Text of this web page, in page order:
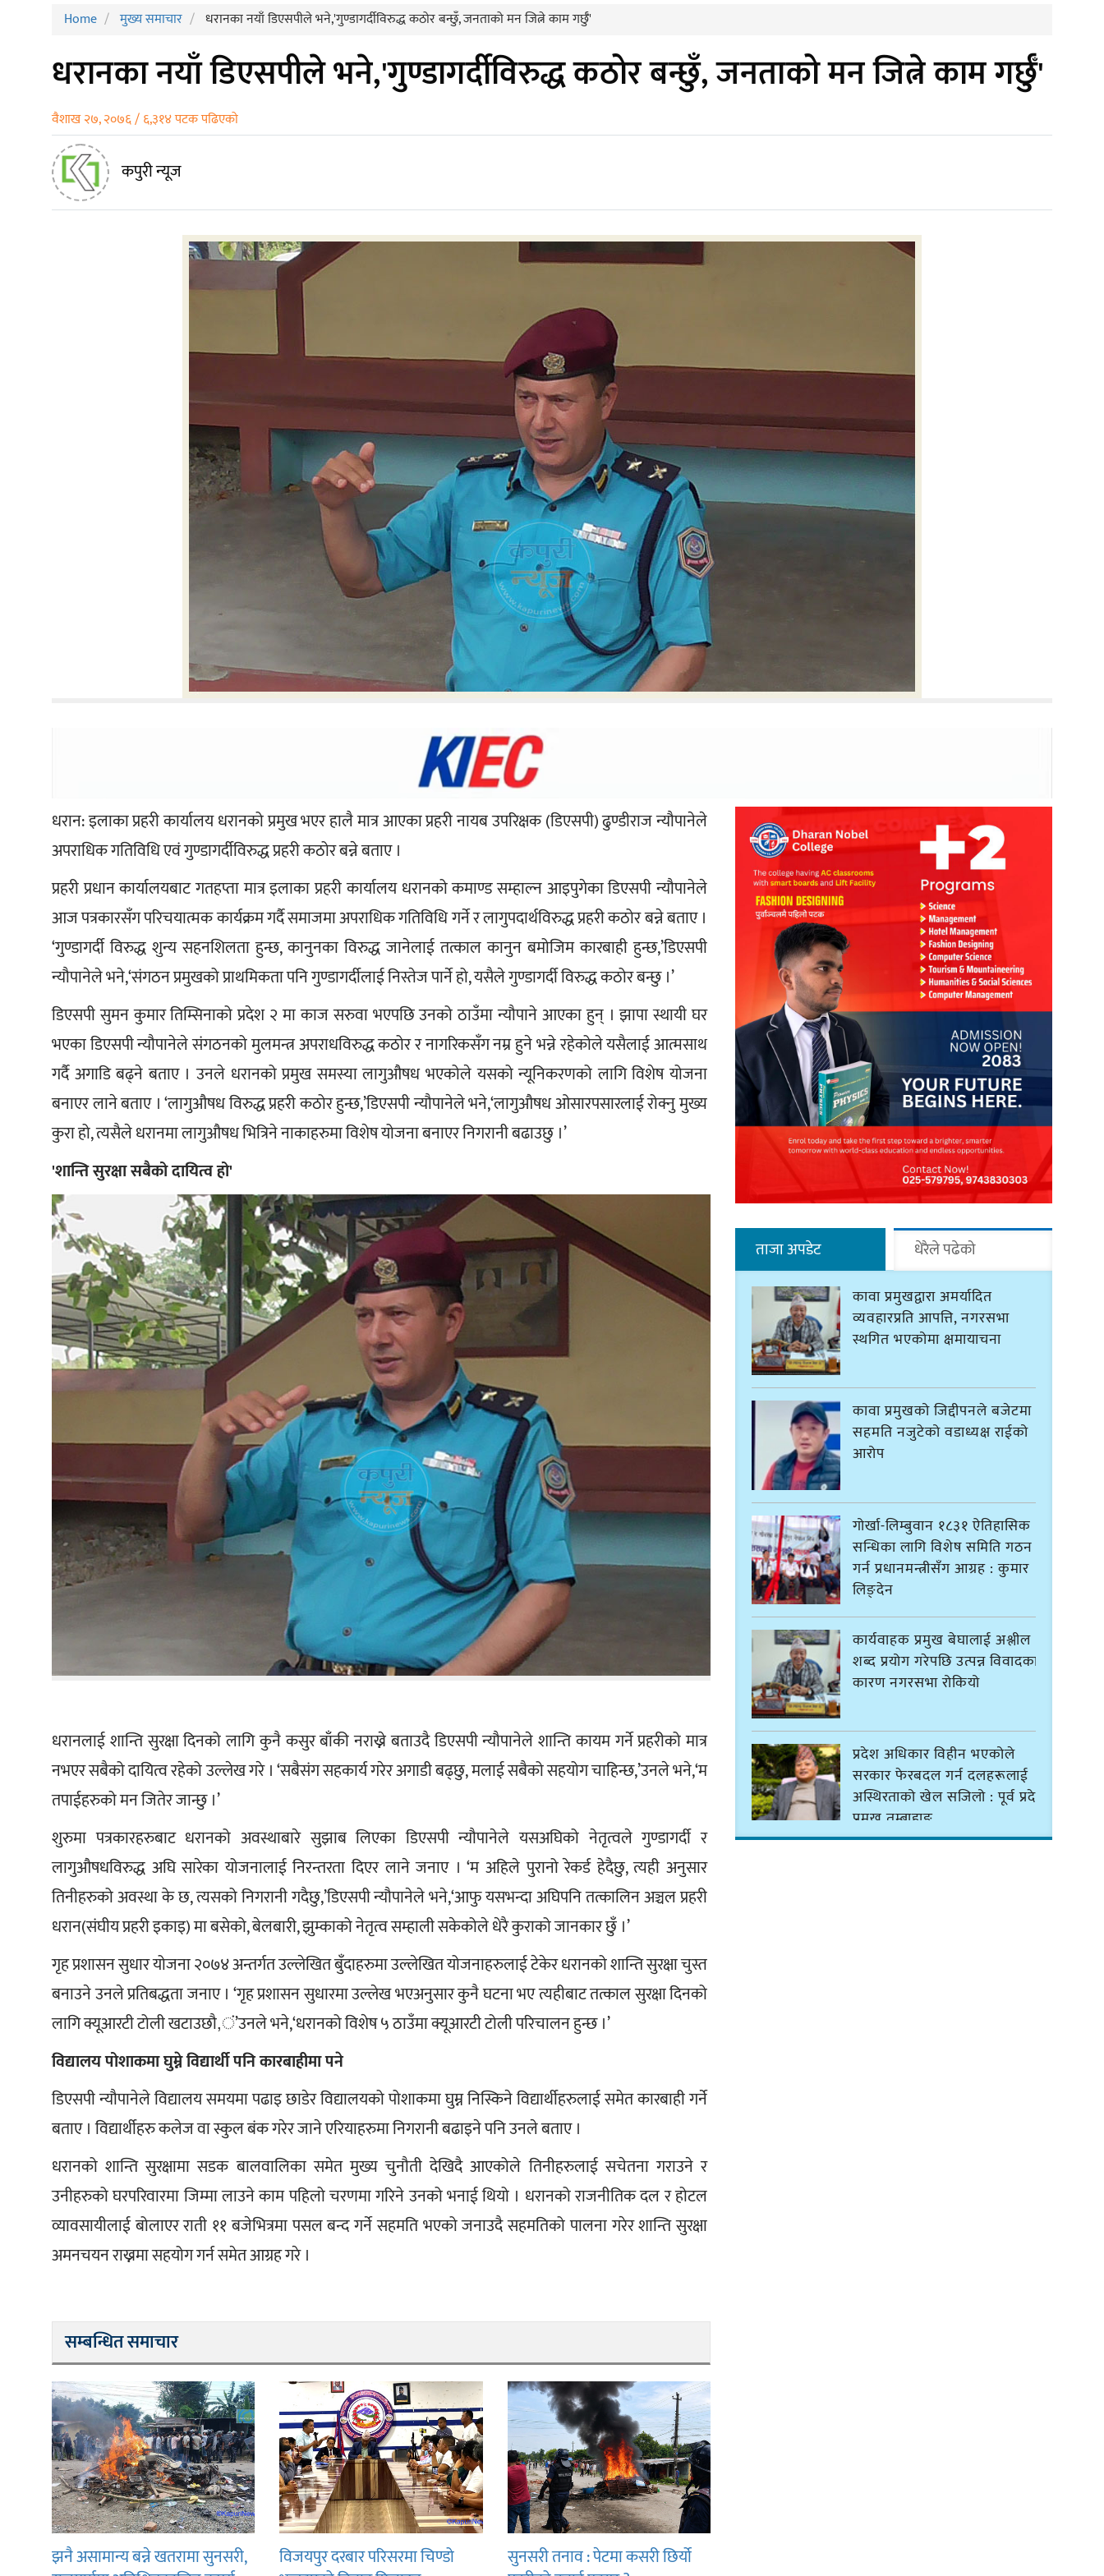
Home मुख्य समाचार धरानका नयाँ डिएसपीले भने,'गुण्डागर्दीविरुद्ध कठोर बन्छुँ, जनताको मन जित्ने काम गर्छुँ'
धरानका नयाँ डिएसपीले भने,'गुण्डागर्दीविरुद्ध कठोर बन्छुँ, जनताको मन जित्ने काम गर्छुँ'
वैशाख २७, २०७६ / ६,३१४ पटक पढिएको
कपुरी न्यूज
धरान: इलाका प्रहरी कार्यालय धरानको प्रमुख भएर हालै मात्र आएका प्रहरी नायब उपरिक्षक (डिएसपी) ढुण्डीराज न्यौपानेले
अपराधिक गतिविधि एवं गुण्डागर्दीविरुद्ध प्रहरी कठोर बन्ने बताए ।
प्रहरी प्रधान कार्यालयबाट गतहप्ता मात्र इलाका प्रहरी कार्यालय धरानको कमाण्ड सम्हाल्न आइपुगेका डिएसपी न्यौपानेले
आज पत्रकारसँग परिचयात्मक कार्यक्रम गर्दै समाजमा अपराधिक गतिविधि गर्ने र लागुपदार्थविरुद्ध प्रहरी कठोर बन्ने बताए ।
‘गुण्डागर्दी विरुद्ध शुन्य सहनशिलता हुन्छ, कानुनका विरुद्ध जानेलाई तत्काल कानुन बमोजिम कारबाही हुन्छ,’डिएसपी
न्यौपानेले भने,‘संगठन प्रमुखको प्राथमिकता पनि गुण्डागर्दीलाई निस्तेज पार्ने हो, यसैले गुण्डागर्दी विरुद्ध कठोर बन्छु ।’
डिएसपी सुमन कुमार तिम्सिनाको प्रदेश २ मा काज सरुवा भएपछि उनको ठाउँमा न्यौपाने आएका हुन् । झापा स्थायी घर
भएका डिएसपी न्यौपानेले संगठनको मुलमन्त्र अपराधविरुद्ध कठोर र नागरिकसँग नम्र हुने भन्ने रहेकोले यसैलाई आत्मसाथ
गर्दै अगाडि बढ्ने बताए । उनले धरानको प्रमुख समस्या लागुऔषध भएकोले यसको न्यूनिकरणको लागि विशेष योजना
बनाएर लाने बताए । ‘लागुऔषध विरुद्ध प्रहरी कठोर हुन्छ,’डिएसपी न्यौपानेले भने,‘लागुऔषध ओसारपसारलाई रोक्नु मुख्य
कुरा हो, त्यसैले धरानमा लागुऔषध भित्रिने नाकाहरुमा विशेष योजना बनाएर निगरानी बढाउछु ।’
'शान्ति सुरक्षा सबैको दायित्व हो'
धरानलाई शान्ति सुरक्षा दिनको लागि कुनै कसुर बाँकी नराख्ने बताउदै डिएसपी न्यौपानेले शान्ति कायम गर्ने प्रहरीको मात्र
नभएर सबैको दायित्व रहेको उल्लेख गरे । ‘सबैसंग सहकार्य गरेर अगाडी बढ्छु, मलाई सबैको सहयोग चाहिन्छ,’उनले भने,‘म
तपाईहरुको मन जितेर जान्छु ।’
शुरुमा पत्रकारहरुबाट धरानको अवस्थाबारे सुझाब लिएका डिएसपी न्यौपानेले यसअघिको नेतृत्वले गुण्डागर्दी र
लागुऔषधविरुद्ध अघि सारेका योजनालाई निरन्तरता दिएर लाने जनाए । ‘म अहिले पुरानो रेकर्ड हेदैछु, त्यही अनुसार
तिनीहरुको अवस्था के छ, त्यसको निगरानी गदैछु,’डिएसपी न्यौपानेले भने,‘आफु यसभन्दा अघिपनि तत्कालिन अञ्चल प्रहरी
धरान(संघीय प्रहरी इकाइ) मा बसेको, बेलबारी, झुम्काको नेतृत्व सम्हाली सकेकोले धेरै कुराको जानकार छुँ ।’
गृह प्रशासन सुधार योजना २०७४ अन्तर्गत उल्लेखित बुँदाहरुमा उल्लेखित योजनाहरुलाई टेकेर धरानको शान्ति सुरक्षा चुस्त
बनाउने उनले प्रतिबद्धता जनाए । ‘गृह प्रशासन सुधारमा उल्लेख भएअनुसार कुनै घटना भए त्यहीबाट तत्काल सुरक्षा दिनको
लागि क्यूआरटी टोली खटाउछौ,ं’उनले भने,‘धरानको विशेष ५ ठाउँमा क्यूआरटी टोली परिचालन हुन्छ ।’
विद्यालय पोशाकमा घुम्ने विद्यार्थी पनि कारबाहीमा पने
डिएसपी न्यौपानेले विद्यालय समयमा पढाइ छाडेर विद्यालयको पोशाकमा घुम्न निस्किने विद्यार्थीहरुलाई समेत कारबाही गर्ने
बताए । विद्यार्थीहरु कलेज वा स्कुल बंक गरेर जाने एरियाहरुमा निगरानी बढाइने पनि उनले बताए ।
धरानको शान्ति सुरक्षामा सडक बालवालिका समेत मुख्य चुनौती देखिदै आएकोले तिनीहरुलाई सचेतना गराउने र
उनीहरुको घरपरिवारमा जिम्मा लाउने काम पहिलो चरणमा गरिने उनको भनाई थियो । धरानको राजनीतिक दल र होटल
व्यावसायीलाई बोलाएर राती ११ बजेभित्रमा पसल बन्द गर्ने सहमति भएको जनाउदै सहमतिको पालना गरेर शान्ति सुरक्षा
अमनचयन राख्नमा सहयोग गर्न समेत आग्रह गरे ।
सम्बन्धित समाचार
झनै असामान्य बन्ने खतरामा सुनसरी,
विजयपुर दरबार परिसरमा चिण्डो
सुनसरी तनाव : पेटमा कसरी छिर्यो
ताजा अपडेट धेरैले पढेको
कावा प्रमुखद्वारा अमर्यादित
व्यवहारप्रति आपत्ति, नगरसभा
स्थगित भएकोमा क्षमायाचना
कावा प्रमुखको जिद्दीपनले बजेटमा
सहमति नजुटेको वडाध्यक्ष राईको
आरोप
गोर्खा-लिम्बुवान १८३१ ऐतिहासिक
सन्धिका लागि विशेष समिति गठन
गर्न प्रधानमन्त्रीसँग आग्रह : कुमार
लिङ्देन
कार्यवाहक प्रमुख बेघालाई अश्लील
शब्द प्रयोग गरेपछि उत्पन्न विवादका
कारण नगरसभा रोकियो
प्रदेश अधिकार विहीन भएकोले
सरकार फेरबदल गर्न दलहरूलाई
अस्थिरताको खेल सजिलो : पूर्व प्रदेश
प्रमुख तुम्बाहाङ